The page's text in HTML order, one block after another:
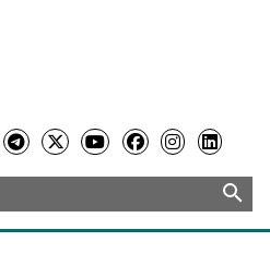
search